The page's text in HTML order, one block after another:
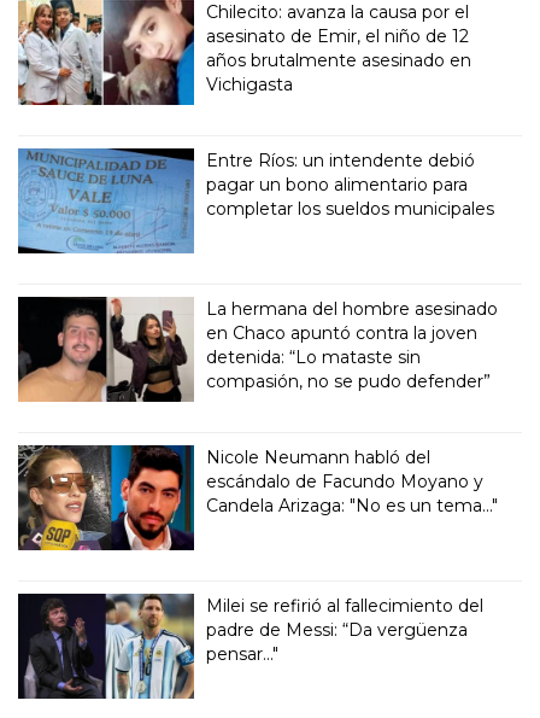
Chilecito: avanza la causa por el
asesinato de Emir, el niño de 12
años brutalmente asesinado en
Vichigasta
Entre Ríos: un intendente debió
pagar un bono alimentario para
completar los sueldos municipales
La hermana del hombre asesinado
en Chaco apuntó contra la joven
detenida: “Lo mataste sin
compasión, no se pudo defender”
Nicole Neumann habló del
escándalo de Facundo Moyano y
Candela Arizaga: "No es un tema..."
Milei se refirió al fallecimiento del
padre de Messi: “Da vergüenza
pensar..."